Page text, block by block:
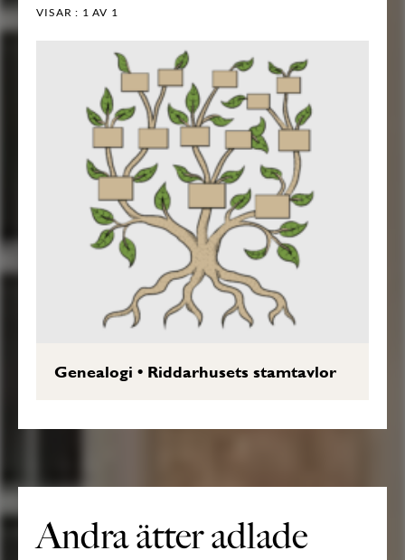
VISAR : 1 AV 1
Genealogi • Riddarhusets stamtavlor
Andra ätter adlade